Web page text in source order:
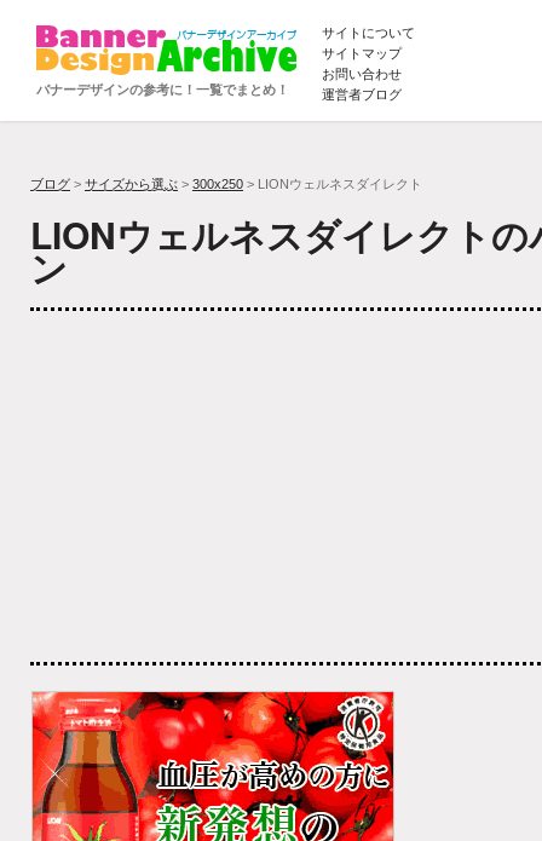
バナーデザインの参考に！一覧でまとめ！
サイトについて
サイトマップ
お問い合わせ
運営者ブログ
ブログ > サイズから選ぶ > 300x250 > LIONウェルネスダイレクト
LIONウェルネスダイレクト
ン